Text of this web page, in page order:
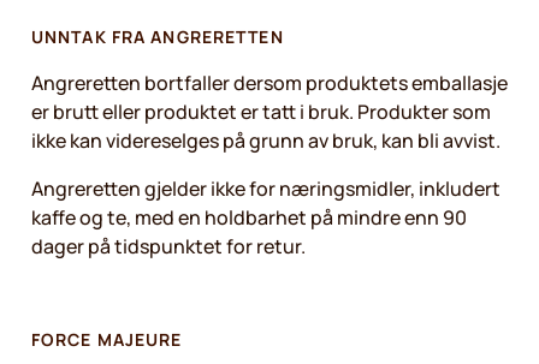
UNNTAK FRA ANGRERETTEN
Angreretten bortfaller dersom produktets emballasje
er brutt eller produktet er tatt i bruk. Produkter som
ikke kan videreselges på grunn av bruk, kan bli avvist.
Angreretten gjelder ikke for næringsmidler, inkludert
kaffe og te, med en holdbarhet på mindre enn 90
dager på tidspunktet for retur.
FORCE MAJEURE